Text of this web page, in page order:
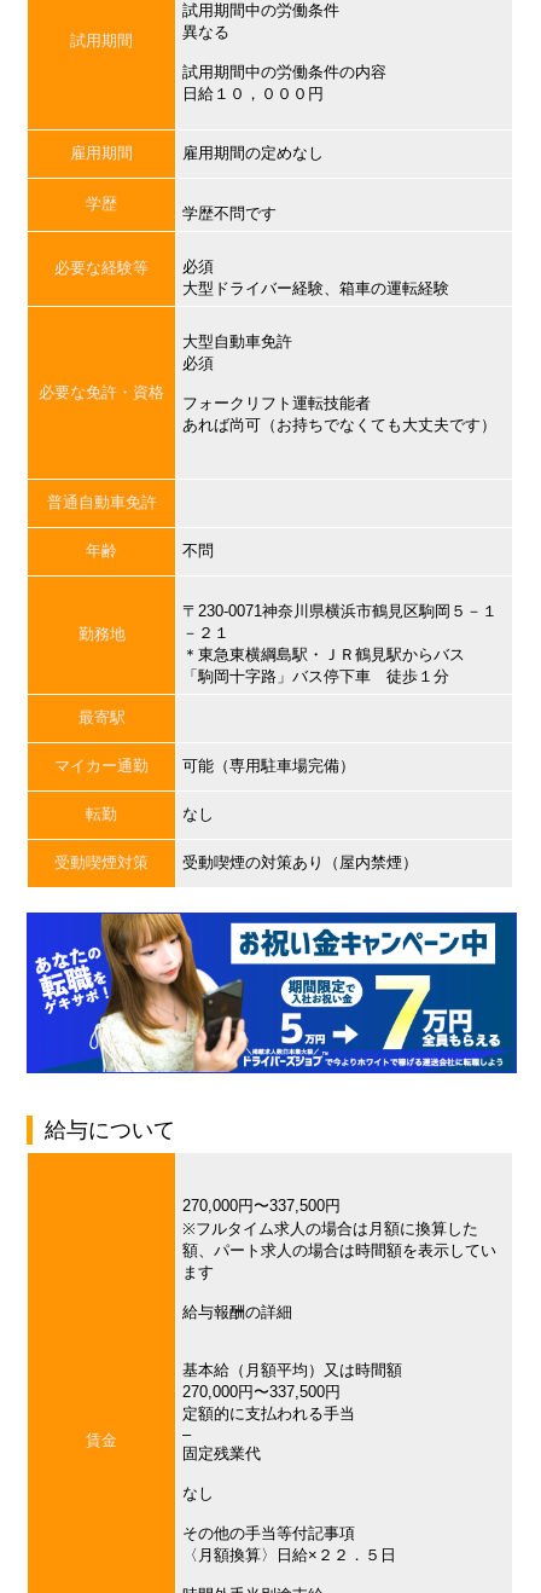
試用期間
試用期間中の労働条件
異なる
試用期間中の労働条件の内容
日給１０，０００円
雇用期間 雇用期間の定めなし
学歴
学歴不問です
必要な経験等
必須
大型ドライバー経験、箱車の運転経験
必要な免許・資格
大型自動車免許
必須
フォークリフト運転技能者
あれば尚可（お持ちでなくても大丈夫です）
普通自動車免許
年齢 不問
勤務地
〒230-0071神奈川県横浜市鶴見区駒岡５－１
－２１
＊東急東横綱島駅・ＪＲ鶴見駅からバス
「駒岡十字路」バス停下車 徒歩１分
最寄駅
マイカー通勤 可能（専用駐車場完備）
転勤 なし
受動喫煙対策 受動喫煙の対策あり（屋内禁煙）
給与について
賃金
270,000円〜337,500円
※フルタイム求人の場合は月額に換算した
額、パート求人の場合は時間額を表示してい
ます
給与報酬の詳細
基本給（月額平均）又は時間額
270,000円〜337,500円
定額的に支払われる手当
–
固定残業代
なし
その他の手当等付記事項
〈月額換算〉日給×２２．５日